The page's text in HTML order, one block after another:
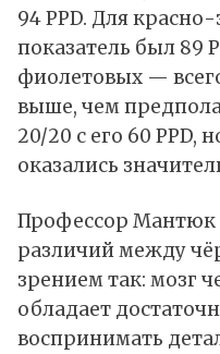
94 PPD. Для
показатель был 89
фиолетовых —
выше, чем
20/20 с его 60 PPD,
оказались
Профессор
различий между
зрением так: мозг
обладает
воспринимать